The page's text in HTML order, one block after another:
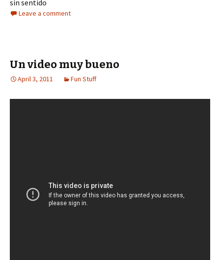
sin sentido
Leave a comment
Un video muy bueno
April 3, 2011 Fun Stuff